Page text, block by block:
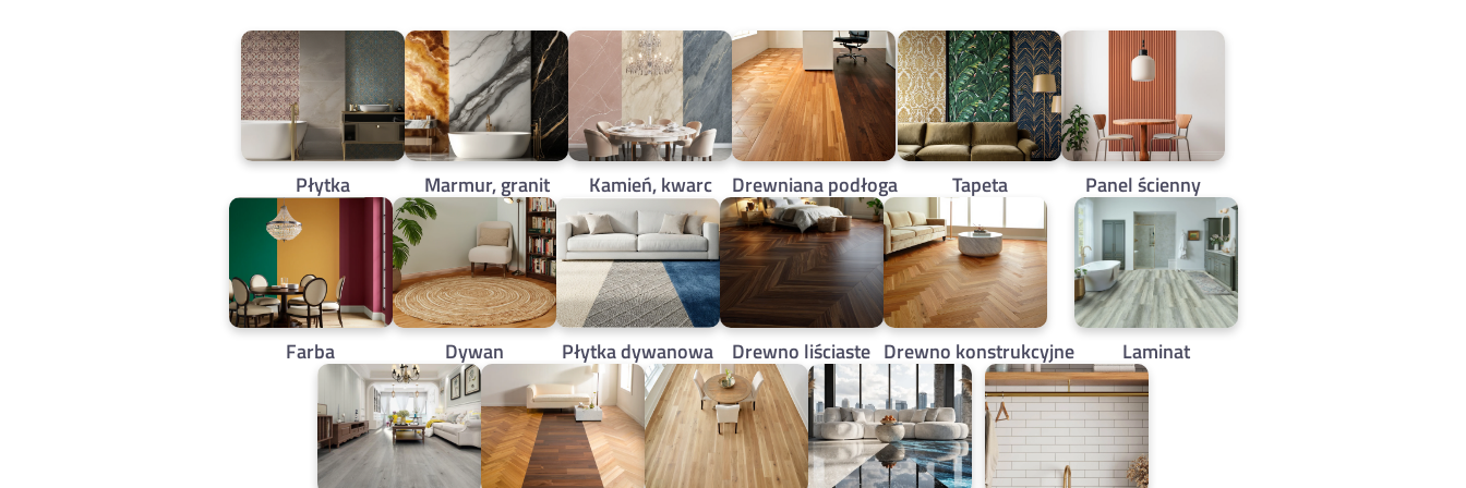
Płytka Marmur, granit Kamień, kwarc Drewniana podłoga Tapeta Panel ścienny
Farba Dywan Płytka dywanowa Drewno liściaste Drewno konstrukcyjne Laminat